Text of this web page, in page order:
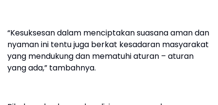
“Kesuksesan dalam menciptakan suasana aman dan
nyaman ini tentu juga berkat kesadaran masyarakat
yang mendukung dan mematuhi aturan – aturan
yang ada,” tambahnya.